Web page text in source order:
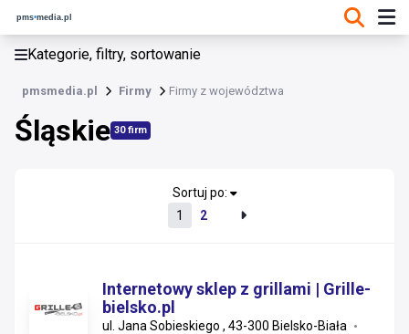
Kategorie, filtry, sortowanie
pmsmedia.pl Firmy Firmy z województwa
Śląskie 30 firm
Firmy
Wielkopolskie
Pomorskie
Sortuj po:
1
2
Internetowy sklep z grillami | Grille-
bielsko.pl
ul. Jana Sobieskiego , 43-300 Bielsko-Biała